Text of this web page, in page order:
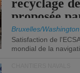
recyclage
proposée
Bruxelles/Washington
Satisfaction de
mondial de la